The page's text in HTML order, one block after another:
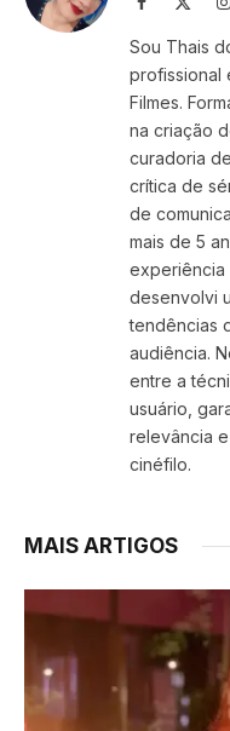
Sou Thais
profissional
Filmes.
na criação
curadoria
crítica de
de
mais de 5
experiência
desenvolvi
tendências
audiência.
entre a
usuário,
relevância
cinéfilo.
MAIS ARTIGOS